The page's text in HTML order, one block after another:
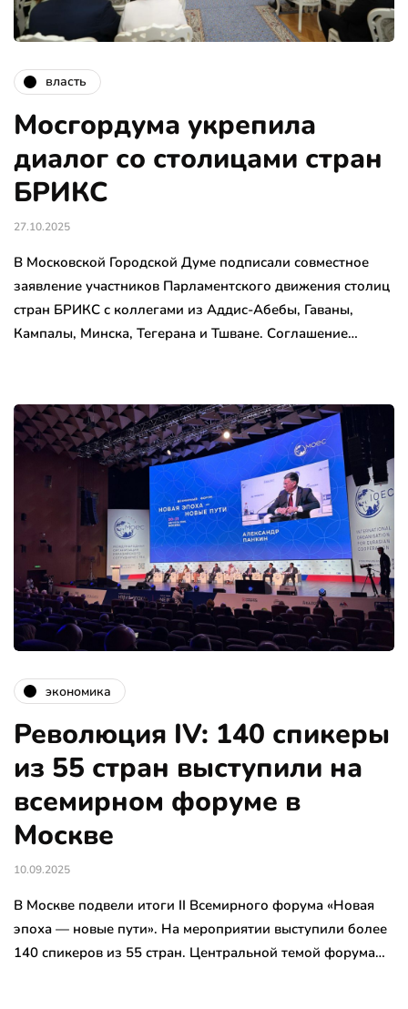
власть
Мосгордума укрепила
диалог со столицами стран
БРИКС
27.10.2025
В Московской Городской Думе подписали совместное
заявление участников Парламентского движения столиц
стран БРИКС с коллегами из Аддис-Абебы, Гаваны,
Кампалы, Минска, Тегерана и Тшване. Соглашение…
экономика
Революция IV: 140 спикеры
из 55 стран выступили на
всемирном форуме в
Москве
10.09.2025
В Москве подвели итоги II Всемирного форума «Новая
эпоха — новые пути». На мероприятии выступили более
140 спикеров из 55 стран. Центральной темой форума…